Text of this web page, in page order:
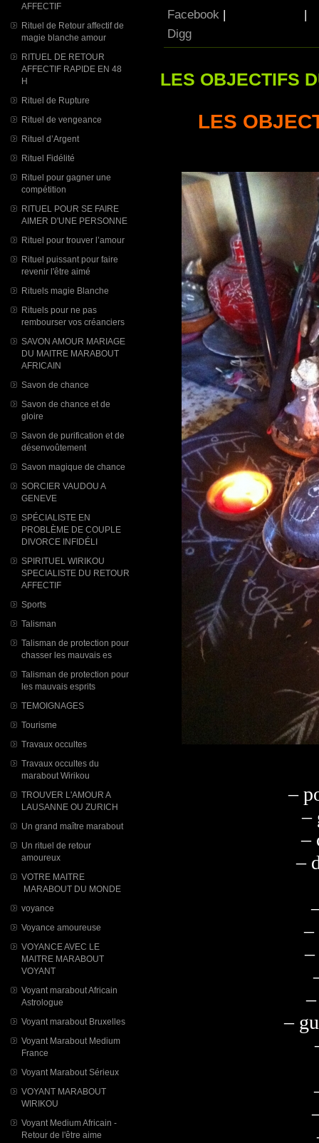
AFFECTIF
Rituel de Retour affectif de
magie blanche amour
RITUEL DE RETOUR
AFFECTIF RAPIDE EN 48
H
Rituel de Rupture
Rituel de vengeance
Rituel d’Argent
Rituel Fidélité
Rituel pour gagner une
compétition
RITUEL POUR SE FAIRE
AIMER D'UNE PERSONNE
Rituel pour trouver l’amour
Rituel puissant pour faire
revenir l'être aimé
Rituels magie Blanche
Rituels pour ne pas
rembourser vos créanciers
SAVON AMOUR MARIAGE
DU MAITRE MARABOUT
AFRICAIN
Savon de chance
Savon de chance et de
gloire
Savon de purification et de
désenvoûtement
Savon magique de chance
SORCIER VAUDOU A
GENEVE
SPÉCIALISTE EN
PROBLÈME DE COUPLE
DIVORCE INFIDÉLI
SPIRITUEL WIRIKOU
SPECIALISTE DU RETOUR
AFFECTIF
Sports
Talisman
Talisman de protection pour
chasser les mauvais es
Talisman de protection pour
les mauvais esprits
TEMOIGNAGES
Tourisme
Travaux occultes
Travaux occultes du
marabout Wirikou
TROUVER L'AMOUR A
LAUSANNE OU ZURICH
Un grand maître marabout
Un rituel de retour
amoureux
VOTRE MAITRE
MARABOUT DU MONDE
voyance
Voyance amoureuse
VOYANCE AVEC LE
MAITRE MARABOUT
VOYANT
Voyant marabout Africain
Astrologue
Voyant marabout Bruxelles
Voyant Marabout Medium
France
Voyant Marabout Sérieux
VOYANT MARABOUT
WIRIKOU
Voyant Medium Africain -
Retour de l'être aime
Facebook |
|
Digg
LES OBJECTIFS
LES
–
–
–
–
–
–
–